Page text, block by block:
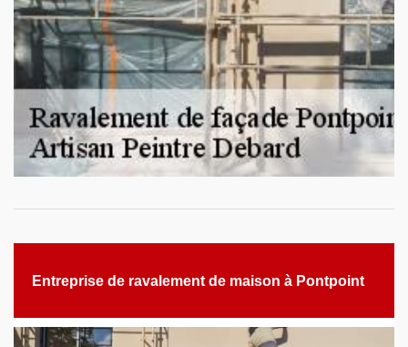
Entreprise de ravalement de maison à Pontpoint